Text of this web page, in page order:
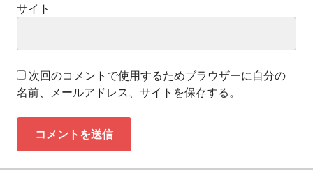
サイト
次回のコメントで使用するためブラウザーに自分の
名前、メールアドレス、サイトを保存する。